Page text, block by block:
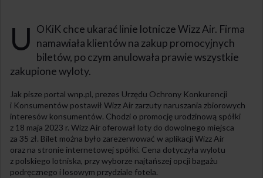
U OKiK chce ukarać linie lotnicze Wizz Air. Firma
namawiała klientów na zakup promocyjnych
biletów, po czym anulowała prawie wszystkie
zakupione wyloty.
Jak pisze portal wnp.pl, prezes Urzędu Ochrony Konkurencji
i Konsumentów postawił Wizz Air zarzuty naruszania zbiorowych
interesów konsumentów. Chodzi o promocję urodzinową spółki
z 18 maja 2023 r. Wizz Air oferował loty do dowolnego miejsca
za 35 zł. Bilet można było zarezerwować w aplikacji Wizz Air
oraz na stronie internetowej spółki. Cena dotyczyła wylotu
z polskiego lotniska, przy wyborze najtańszej opcji bagażu
podręcznego i losowym przydziale fotela.